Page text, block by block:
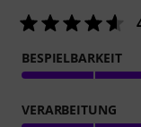
BESPIELBARKEIT
VERARBEITUNG